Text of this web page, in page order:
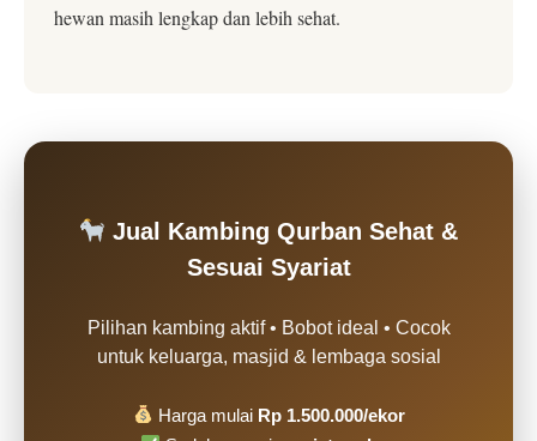
hewan masih lengkap dan lebih sehat.
Jual Kambing Qurban Sehat &
Sesuai Syariat
Pilihan kambing aktif • Bobot ideal • Cocok
untuk keluarga, masjid & lembaga sosial
Harga mulai Rp 1.500.000/ekor